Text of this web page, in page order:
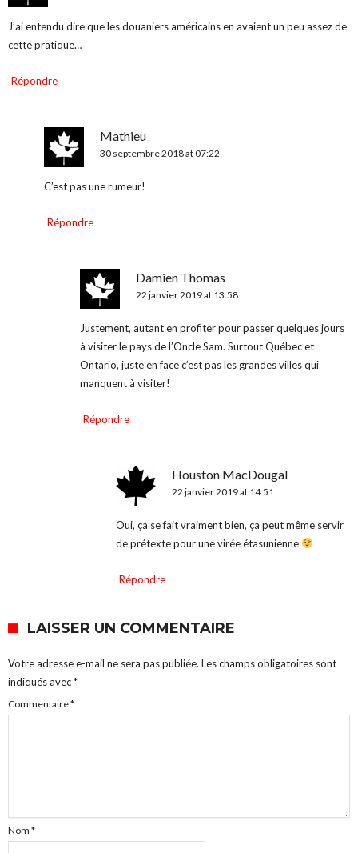
J’ai entendu dire que les douaniers américains en avaient un peu assez de
cette pratique…
Répondre
Mathieu
30 septembre 2018 at 07:22
C’est pas une rumeur!
Répondre
Damien Thomas
22 janvier 2019 at 13:58
Justement, autant en profiter pour passer quelques jours
à visiter le pays de l’Oncle Sam. Surtout Québec et
Ontario, juste en face c’est pas les grandes villes qui
manquent à visiter!
Répondre
Houston MacDougal
22 janvier 2019 at 14:51
Oui, ça se fait vraiment bien, ça peut même servir
de prétexte pour une virée étasunienne
Répondre
LAISSER UN COMMENTAIRE
Votre adresse e-mail ne sera pas publiée. Les champs obligatoires sont
indiqués avec*
Commentaire*
Nom *